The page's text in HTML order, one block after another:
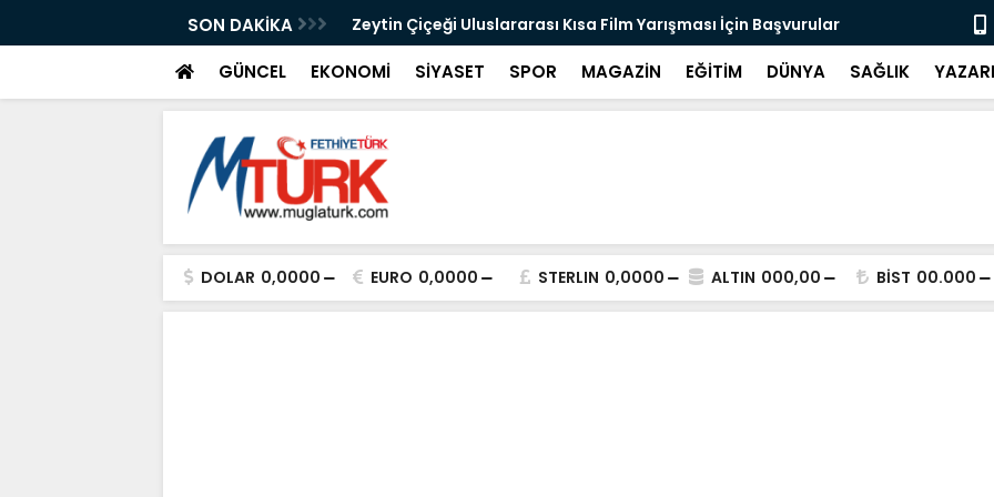
SON DAKİKA
Açılıyor: Çay 5 TL
Zeytin Çiçeği Uluslararası Kısa Film Yarışması İçin Başvurular
Başladı
GÜNCEL EKONOMİ SİYASET SPOR MAGAZİN EĞİTİM DÜNYA SAĞLIK
DOLAR 0,0000 EURO 0,0000 STERLIN 0,0000 ALTIN 000,00 BİST 00.000